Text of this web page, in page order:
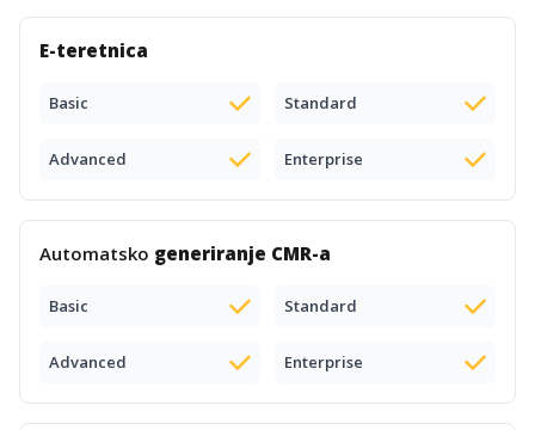
E-teretnica
Basic Standard
Advanced Enterprise
Automatsko generiranje CMR-a
Basic Standard
Advanced Enterprise